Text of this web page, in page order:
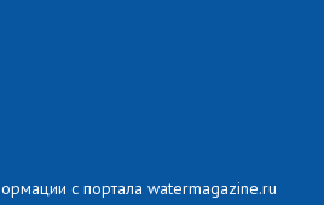
с портала watermagazine.ru